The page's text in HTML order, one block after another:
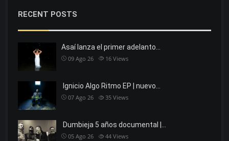
RECENT POSTS
Asaí lanza el primer adelanto…
09 Ago 26 16 Views
Ignicio Algo Ritmo EP | nuevo…
07 Ago 26 35 Views
Dumbieja 5 años documental |…
05 Ago 26 44 Views